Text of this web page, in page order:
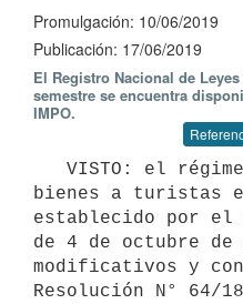
Promulgación: 10/06/2019
Publicación: 17/06/2019
El Registro Nacional de
semestre se encuentra
IMPO.
bienes a turistas
establecido por el
de 4 de octubre de
modificativos y
Resolución N° 64/